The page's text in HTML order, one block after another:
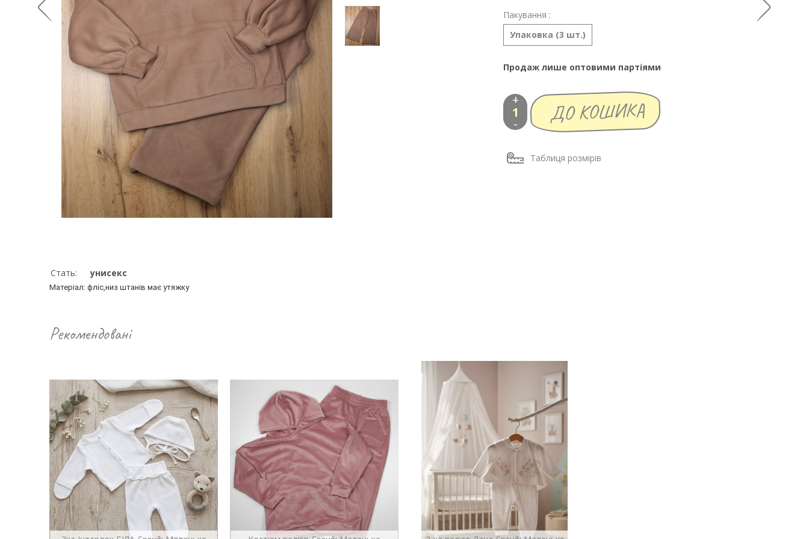
Пакування :
Упаковка (3 шт.)
Продаж лише оптовими партіями
-
+
Таблиця розмірів
Стать: унисекс
Матеріал: фліс,низ штанів має утяжку
Рекомендовані